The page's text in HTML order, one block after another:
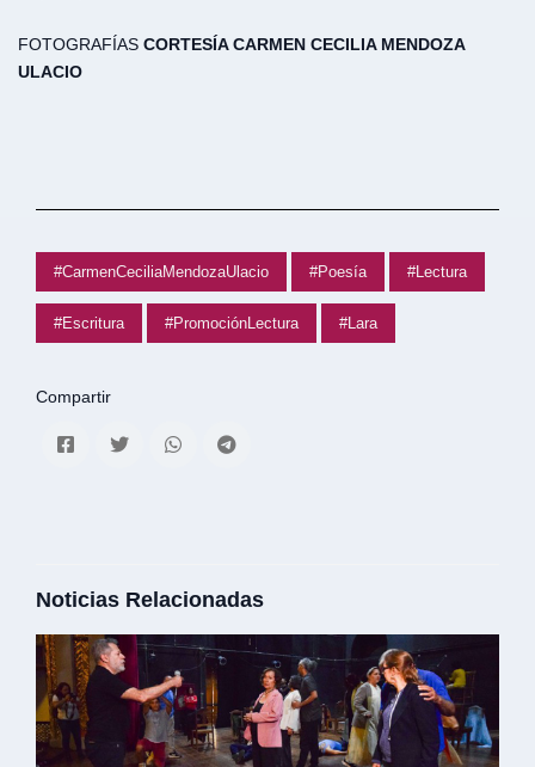
FOTOGRAFÍAS CORTESÍA CARMEN CECILIA MENDOZA
ULACIO
#CarmenCeciliaMendozaUlacio #Poesía #Lectura
#Escritura #PromociónLectura #Lara
Compartir
Noticias Relacionadas